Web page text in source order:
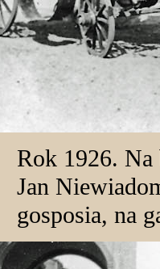
Rok 1926. Na
Jan
gosposia, na